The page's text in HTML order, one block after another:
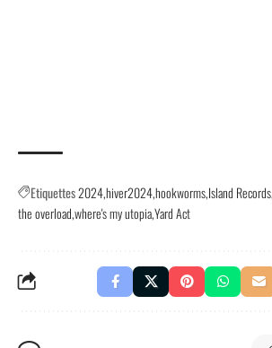
Etiquettes2024hiver2024hookwormsIsland Records
the overloadwhere's my utopiaYard Act